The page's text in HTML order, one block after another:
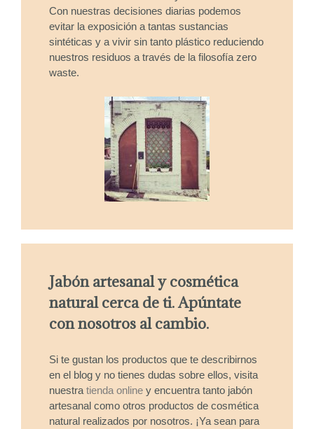
Con nuestras decisiones diarias podemos
evitar la exposición a tantas sustancias
sintéticas y a vivir sin tanto plástico reduciendo
nuestros residuos a través de la filosofía zero
waste.
Jabón artesanal y cosmética
natural cerca de ti. Apúntate
con nosotros al cambio.
Si te gustan los productos que te describirnos
en el blog y no tienes dudas sobre ellos, visita
nuestra tienda online y encuentra tanto jabón
artesanal como otros productos de cosmética
natural realizados por nosotros. ¡Ya sean para